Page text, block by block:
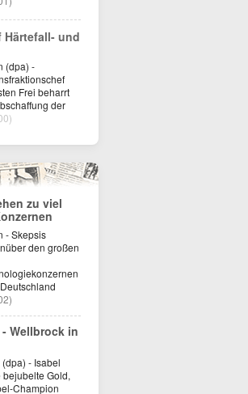
Härtefall- und
(dpa) -
Frei beharrt
der
zu viel
- Skepsis
den großen
Wellbrock in
(dpa) - Isabel
bejubelte Gold,
Champion